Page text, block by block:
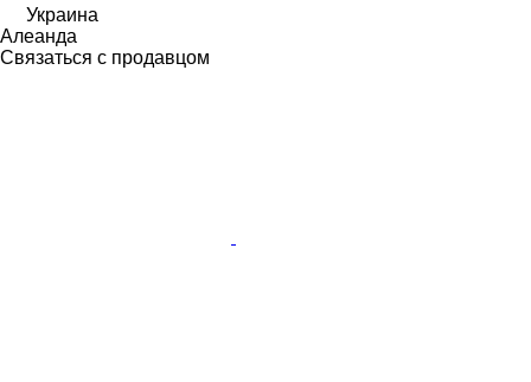
Украина
Алеанда
Связаться с продавцом